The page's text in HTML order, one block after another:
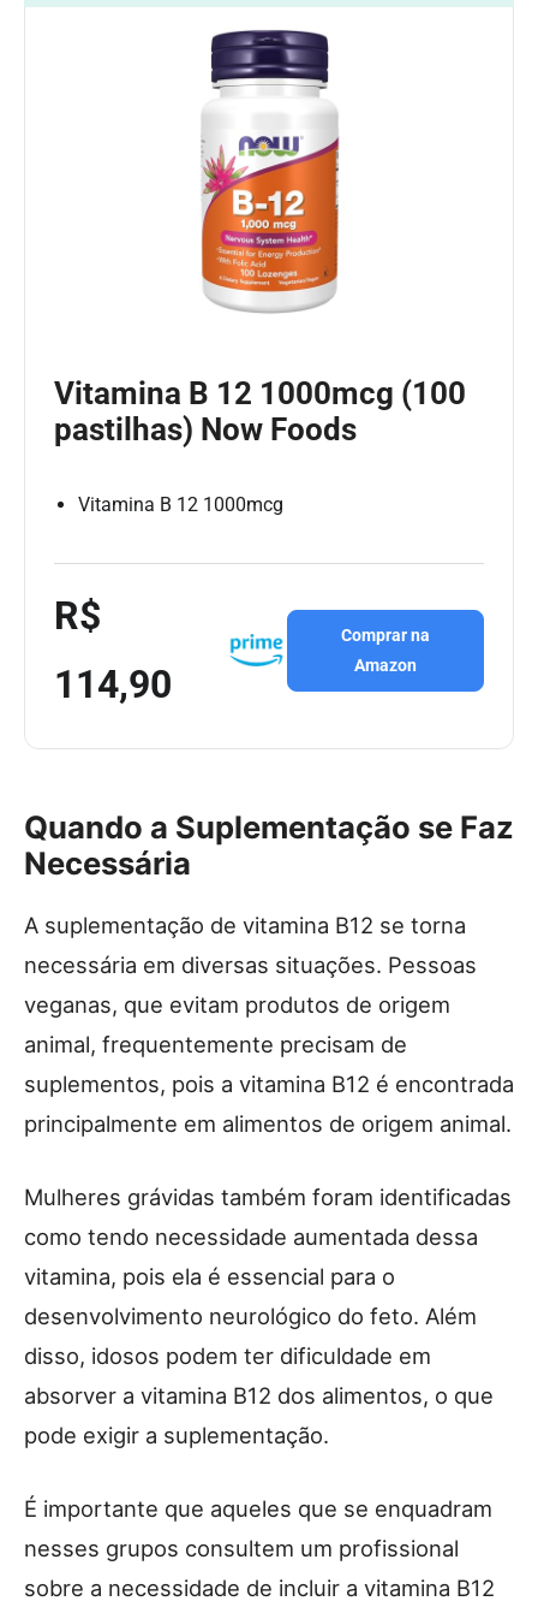
Vitamina B 12 1000mcg (100
pastilhas) Now Foods
Vitamina B 12 1000mcg
R$
114,90
Comprar na
Amazon
Quando a Suplementação se Faz
Necessária
A suplementação de vitamina B12 se torna
necessária em diversas situações. Pessoas
veganas, que evitam produtos de origem
animal, frequentemente precisam de
suplementos, pois a vitamina B12 é encontrada
principalmente em alimentos de origem animal.
Mulheres grávidas também foram identificadas
como tendo necessidade aumentada dessa
vitamina, pois ela é essencial para o
desenvolvimento neurológico do feto. Além
disso, idosos podem ter dificuldade em
absorver a vitamina B12 dos alimentos, o que
pode exigir a suplementação.
É importante que aqueles que se enquadram
nesses grupos consultem um profissional
sobre a necessidade de incluir a vitamina B12